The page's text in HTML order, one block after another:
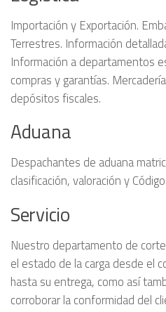
Importación y Exportación.
Terrestres. Información
Información a departamentos
compras y garantías.
depósitos fiscales.
Aduana
Despachantes de aduana
clasificación, valoración y
Servicio
Nuestro departamento de
el estado de la carga desde el
hasta su entrega, como así
corroborar la conformidad del